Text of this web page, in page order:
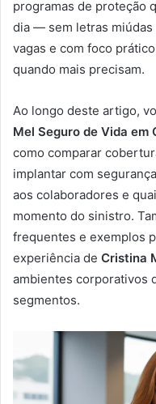
programas de proteção
dia — sem letras miúdas
vagas e com foco
quando mais precisam.
Ao longo deste artigo,
Mel Seguro de Vida em
como comparar
implantar com
aos colaboradores e
momento do sinistro.
frequentes e exemplos
experiência de Cristina
ambientes corporativos
segmentos.